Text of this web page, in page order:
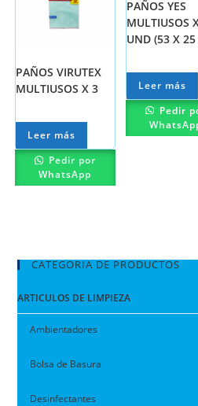
PAÑOS VIRUTEX
MULTIUSOS X 3
Leer más
Pedir por
WhatsApp
PAÑOS YES
MULTIUSOS
UND (53 X
Leer más
Pedir
CATEGORIA DE PRODUCTOS
ARTICULOS DE LIMPIEZA
Ambientadores
Bolsa de Basura
Desinfectantes